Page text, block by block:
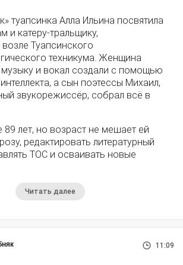
туапсинка Алла Ильина посвятила
и катеру-тральщику,
Туапсинского
техникума. Женщина
музыку и вокал создали с помощью
а сын поэтессы Михаил,
звукорежиссёр, собрал всё в
89 лет, но возраст не мешает ей
редактировать литературный
ТОС и осваивать новые
Читать далее
11:09